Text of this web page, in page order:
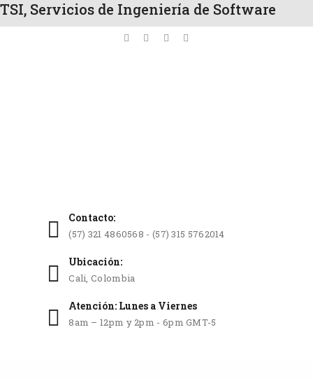
TSI, Servicios de Ingeniería de Software
Contacto:
(57) 321 4860568 - (57) 315 5762014
Ubicación:
Cali, Colombia
Atención: Lunes a Viernes
8am – 12pm y 2pm - 6pm GMT-5